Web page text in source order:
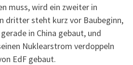
muss, wird ein zweiter in
dritter steht kurz vor Baubeginn,
in China gebaut, und
Nuklearstrom verdoppeln
EdF gebaut.